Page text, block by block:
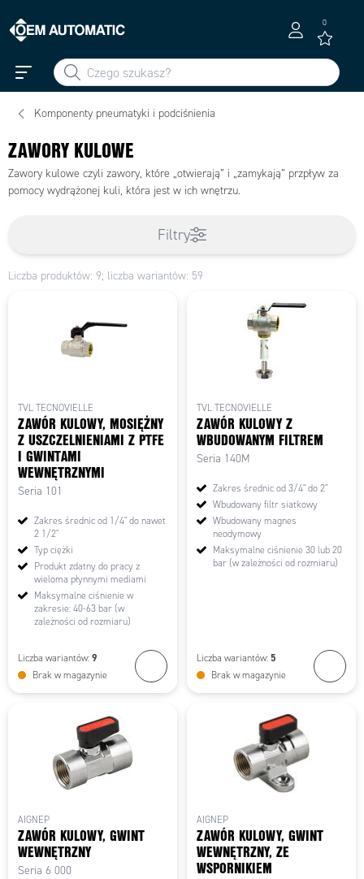
0
Komponenty pneumatyki i podciśnienia
ZAWORY KULOWE
Zawory kulowe czyli zawory, które „otwierają” i „zamykają” przpływ za
pomocy wydrążonej kuli, która jest w ich wnętrzu.
Filtry
Liczba produktów: 9; liczba wariantów: 59
TVL TECNOVIELLE
ZAWÓR KULOWY, MOSIĘŻNY
Z USZCZELNIENIAMI Z PTFE
I GWINTAMI
WEWNĘTRZNYMI
Seria 101
Zakres średnic od 1/4" do nawet
2 1/2"
Typ ciężki
Produkt zdatny do pracy z
wieloma płynnymi mediami
Maksymalne ciśnienie w
zakresie: 40-63 bar (w
zależności od rozmiaru)
Liczba wariantów: 9
Brak w magazynie
TVL TECNOVIELLE
ZAWÓR KULOWY Z
WBUDOWANYM FILTREM
Seria 140M
Zakres średnic od 3/4" do 2"
Wbudowany filtr siatkowy
Wbudowany magnes
neodymowy
Maksymalne ciśnienie 30 lub 20
bar (w zależności od rozmiaru)
Liczba wariantów: 5
Brak w magazynie
AIGNEP
ZAWÓR KULOWY, GWINT
WEWNĘTRZNY
Seria 6 000
AIGNEP
ZAWÓR KULOWY, GWINT
WEWNĘTRZNY, ZE
WSPORNIKIEM